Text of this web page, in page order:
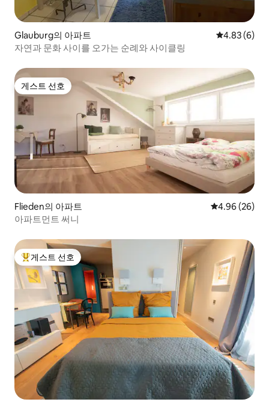
Glauburg의 아파트 평점 4.83점
4.83 (6)
자연과 문화 사이를 오가는 순례와 사이클링
게스트 선호
게스트 선호
Flieden의 아파트 평점 4.96점(5
4.96 (26)
아파트먼트 써니
상위 게스트 선호
게스트 선호